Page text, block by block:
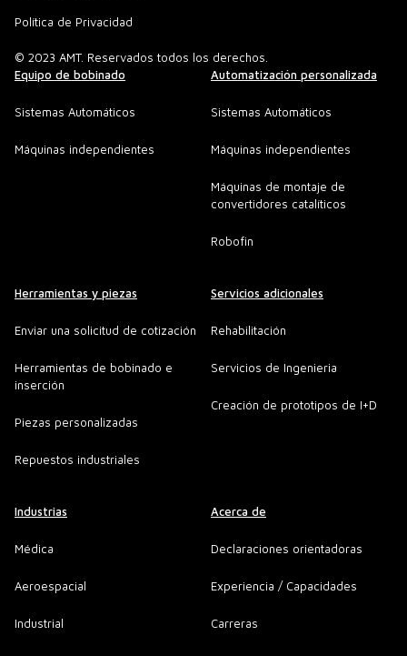
Política de Privacidad
© 2023 AMT. Reservados todos los derechos.
Equipo de bobinado
Sistemas Automáticos
Máquinas independientes
Automatización personalizada
Sistemas Automáticos
Máquinas independientes
Máquinas de montaje de
convertidores catalíticos
Robofin
Herramientas y piezas
Enviar una solicitud de cotización
Herramientas de bobinado e
inserción
Piezas personalizadas
Repuestos industriales
Servicios adicionales
Rehabilitación
Servicios de Ingenieria
Creación de prototipos de I+D
Industrias
Médica
Aeroespacial
Industrial
Acerca de
Declaraciones orientadoras
Experiencia / Capacidades
Carreras